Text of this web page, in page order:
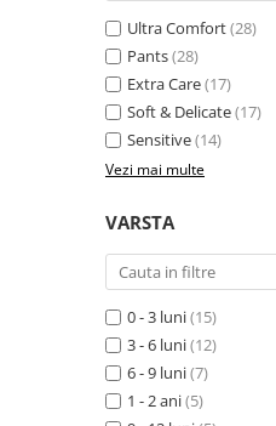
Roboți de Bucătărie
Perii de Păr Electrice
Plăci de Bază
Plăci Video
Polizoare Unghiulare
Storcătoare Citrice
Trimmere si Fierastrae
Ultra Comfort(28)
Pants(28)
Extra Care(17)
Soft & Delicate(17)
Sensitive(14)
Vezi mai multe
VARSTA
0 - 3 luni(15)
3 - 6 luni(12)
6 - 9 luni(7)
1 - 2 ani(5)